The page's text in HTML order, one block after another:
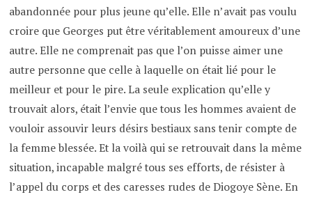
abandonnée pour plus jeune qu’elle. Elle n’avait pas voulu
croire que Georges put être véritablement amoureux d’une
autre. Elle ne comprenait pas que l’on puisse aimer une
autre personne que celle à laquelle on était lié pour le
meilleur et pour le pire. La seule explication qu’elle y
trouvait alors, était l’envie que tous les hommes avaient de
vouloir assouvir leurs désirs bestiaux sans tenir compte de
la femme blessée. Et la voilà qui se retrouvait dans la même
situation, incapable malgré tous ses efforts, de résister à
l’appel du corps et des caresses rudes de Diogoye Sène. En